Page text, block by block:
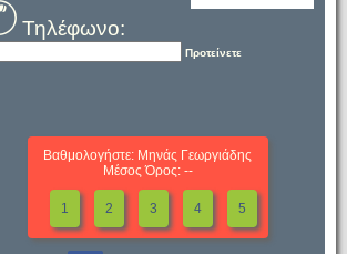
Τηλέφωνο:
Προτείνετε
Βαθμολογήστε: Μηνάς Γεωργιάδης
Μέσος Όρος: --
1 2 3 4 5